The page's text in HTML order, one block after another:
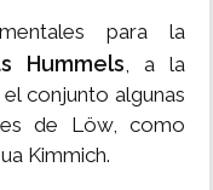
para la
Hummels, a la
conjunto algunas
de Löw, como
Kimmich.